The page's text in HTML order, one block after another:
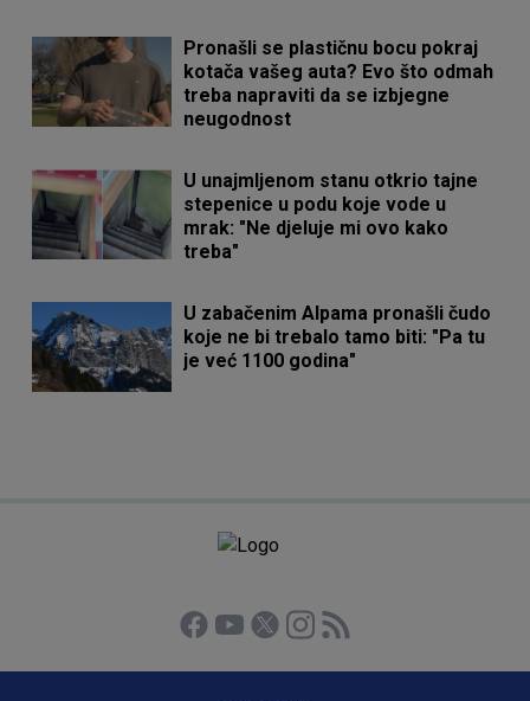
Pronašli se plastičnu bocu pokraj
kotača vašeg auta? Evo što odmah
treba napraviti da se izbjegne
neugodnost
U unajmljenom stanu otkrio tajne
stepenice u podu koje vode u
mrak: "Ne djeluje mi ovo kako
treba"
U zabačenim Alpama pronašli čudo
koje ne bi trebalo tamo biti: "Pa tu
je već 1100 godina"